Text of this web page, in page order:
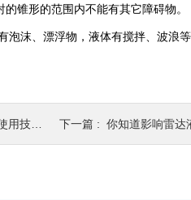
锥形的范围内不能有其它障碍物。
沫、漂浮物，液体有搅拌、波浪
详解 下一篇 : 你知道影响雷达液